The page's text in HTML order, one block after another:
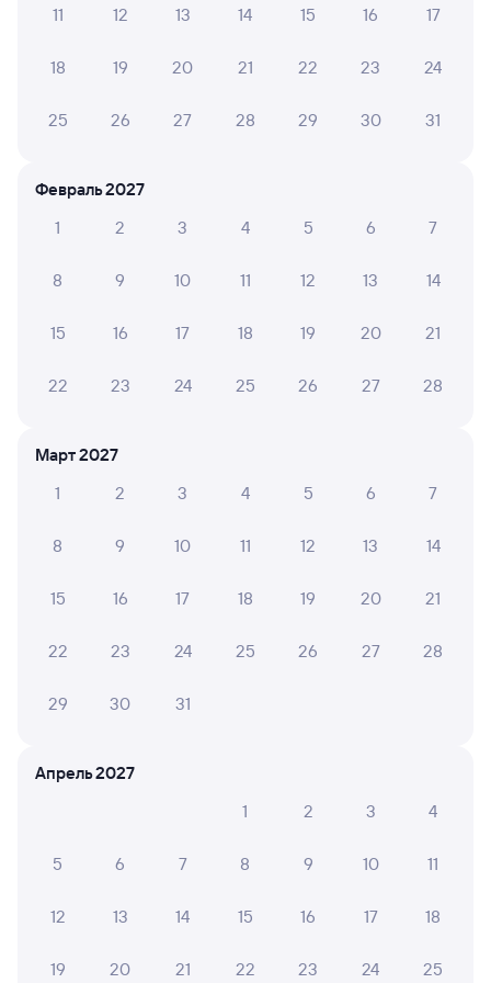
Расписание поездов до Менделеево
11 12 13 14 15 16 17
18 19 20 21 22 23 24
25 26 27 28 29 30 31
Февраль 2027
1
2 3 4 5 6 7
8 9 10 11 12 13 14
15 16 17 18 19 20 21
22 23 24 25 26 27 28
Март 2027
1
2 3 4 5 6 7
8 9 10 11 12 13 14
15 16 17 18 19 20 21
22 23 24 25 26 27 28
29 30 31
Апрель 2027
1
2 3 4
5 6 7 8 9 10 11
12 13 14 15 16 17 18
19 20 21 22 23 24 25